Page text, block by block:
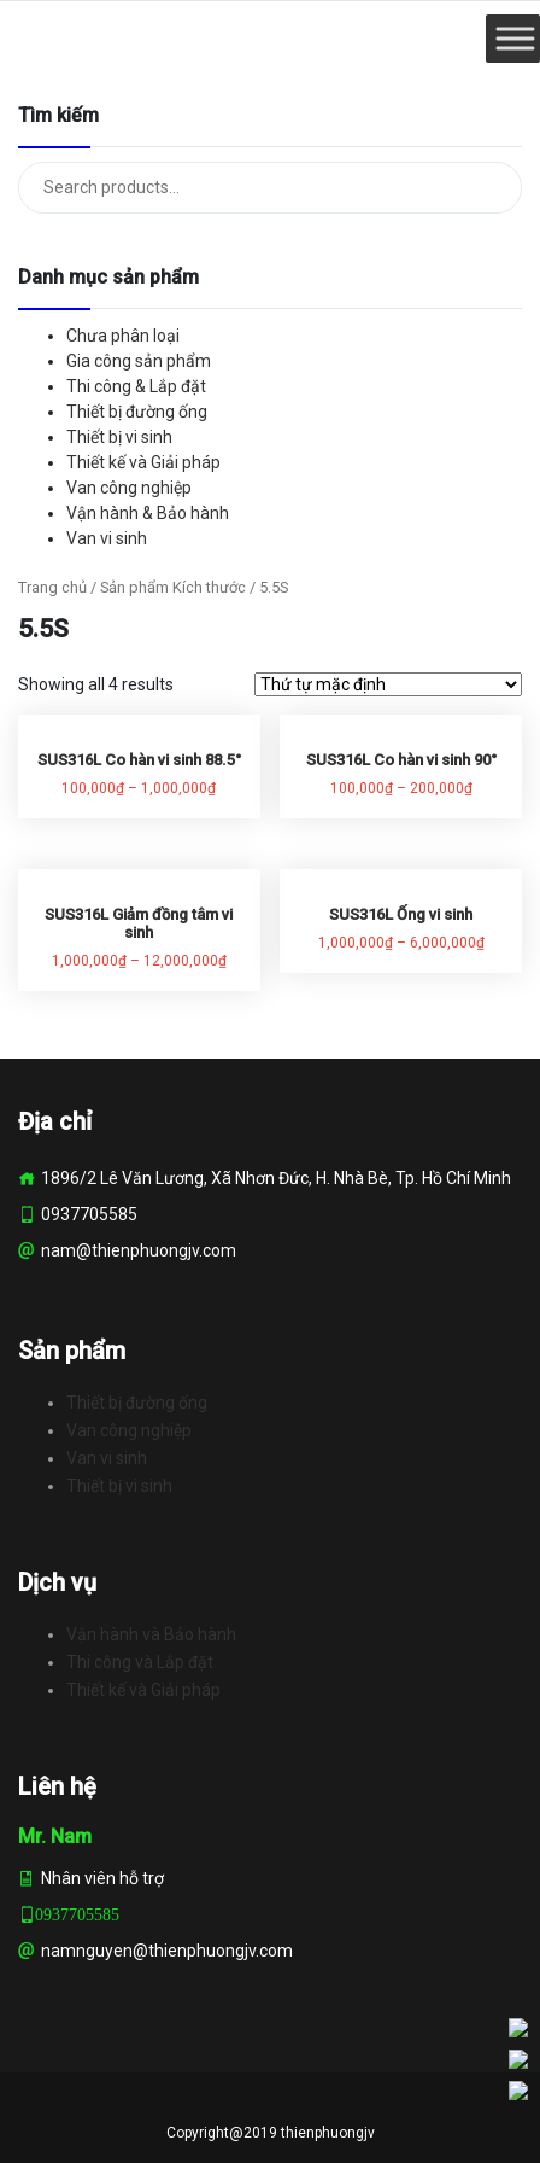
Tìm kiếm
Tìm
kiếm:
Danh mục sản phẩm
Chưa phân loại
Gia công sản phẩm
Thi công & Lắp đặt
Thiết bị đường ống
Thiết bị vi sinh
Thiết kế và Giải pháp
Van công nghiệp
Vận hành & Bảo hành
Van vi sinh
Trang chủ / Sản phẩm Kích thước / 5.5S
5.5S
Showing all 4 results
SUS316L Co hàn vi sinh 88.5°
100,000₫ – 1,000,000₫
SUS316L Co hàn vi sinh 90°
100,000₫– 200,000₫
SUS316L Giảm đồng tâm vi
sinh
1,000,000₫– 12,000,000₫
SUS316L Ống vi sinh
1,000,000₫– 6,000,000₫
Địa chỉ
1896/2 Lê Văn Lương, Xã Nhơn Đức, H. Nhà Bè, Tp. Hồ Chí Minh
0937705585
nam@thienphuongjv.com
Sản phẩm
Thiết bị đường ống
Van công nghiệp
Van vi sinh
Thiết bị vi sinh
Dịch vụ
Vận hành và Bảo hành
Thi công và Lắp đặt
Thiết kế và Giải pháp
Liên hệ
Mr. Nam
Nhân viên hỗ trợ
0937705585
namnguyen@thienphuongjv.com
Copyright@2019 thienphuongjv